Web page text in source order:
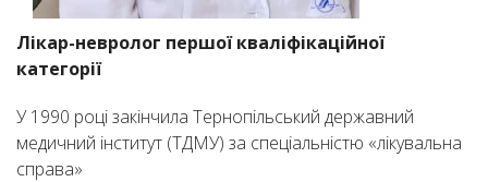
Лікар-невролог першої кваліфікаційної
категорії
У 1990 році закінчила Тернопільський державний
медичний інститут (ТДМУ) за спеціальністю «лікувальна
справа»